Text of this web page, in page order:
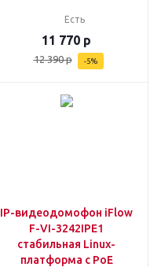
Есть
11 770 р
12 390р -5%
IP-видеодомофон iFlow
F-VI-3242IPE1
стабильная Linux-
платформа с PoE